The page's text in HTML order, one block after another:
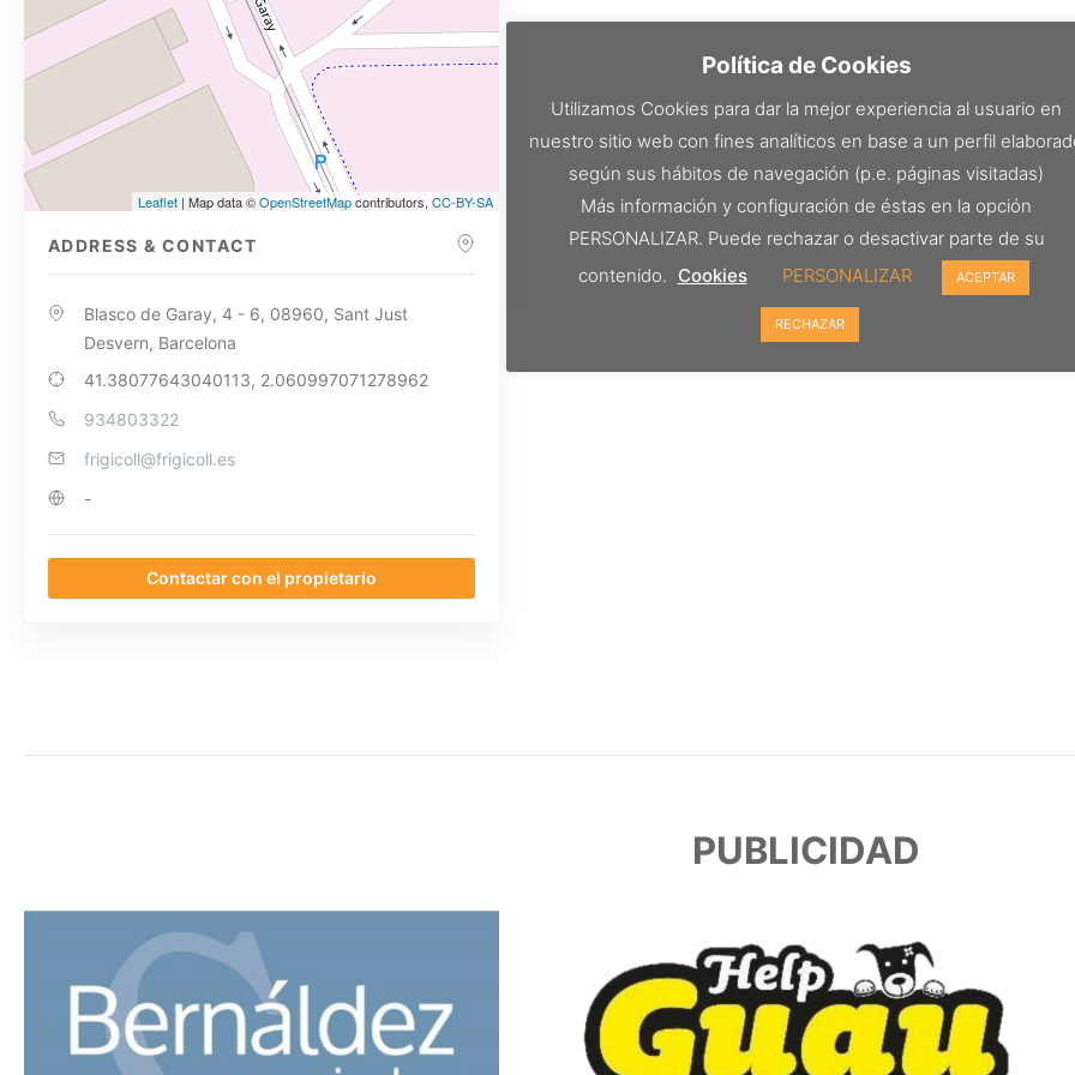
Leaflet | Map data ©OpenStreetMapcontributors,CC-BY-SA
ADDRESS & CONTACT
Blasco de Garay, 4 - 6, 08960, Sant Just
Desvern, Barcelona
41.38077643040113, 2.060997071278962
934803322
frigicoll@frigicoll.es
-
Contactar con el propietario
PUBLICIDAD
Política de Cookies
Utilizamos Cookies para dar la mejor experiencia al usuario en
nuestro sitio web con fines analíticos en base a un perfil
según sus hábitos de navegación (p.e. páginas visitadas)
Más información y configuración de éstas en la opción
PERSONALIZAR. Puede rechazar o desactivar parte de su
contenido. Cookies PERSONALIZAR ACEPTAR
RECHAZAR